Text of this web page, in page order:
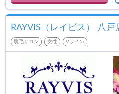
RAYVIS（レイビス） 八戸
脱毛サロン 女性 Vライン